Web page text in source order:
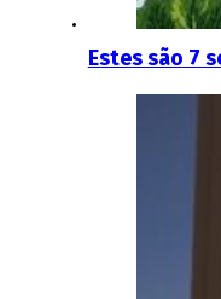
Estes são 7